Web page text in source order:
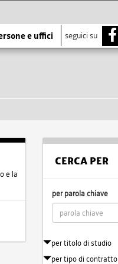
e uffici seguici su
e la
CERCA PER
per parola chiave
per titolo di studio
per tipo di contratto